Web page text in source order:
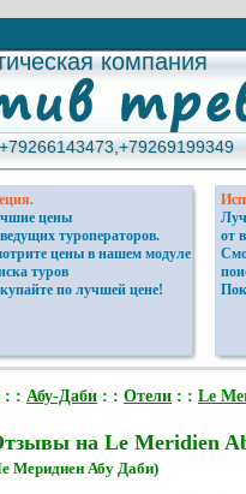
компания
компания
цены
туроператоров.
цены в нашем модуле
туров
по лучшей цене!
от
: : Абу-Даби : : Отели : : Le
на Le Meridien
Меридиен Абу Даби)